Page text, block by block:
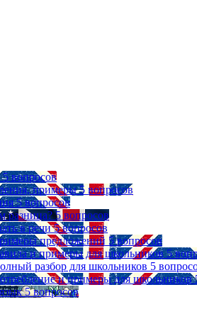
5 вопросов
примеры 5 вопросов
5 вопросов
разница? 5 вопросов
в речи 5 вопросов
предложений 5 вопросов
и примеры для школьников 5
разбор для школьников 5
и примеры для школьников
5 вопросов